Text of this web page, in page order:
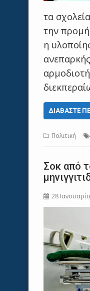
τα
την
η
ΔΙΑΒΆΣΤΕ
Πολιτική
Σοκ από
28